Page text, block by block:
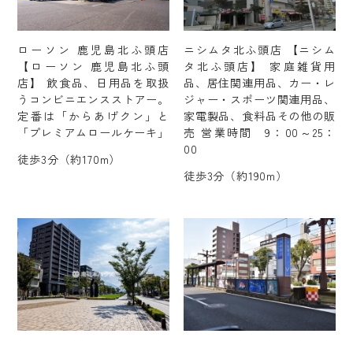
ローソン 鹿児島北ふ頭店
【ローソン 鹿児島北ふ頭
店】 飲食品、日用品を取扱
うコンビニエンスストアー。
定番は「からあげクン」と
「プレミアムロールケーキ」
徒歩3分（約170m）
ニシムタ北ふ頭店 【ニシム
タ北ふ頭店】 家庭雑貨用
品、居住関連用品、カー・レ
ジャー・スポーツ関連用品、
家電製品、食料品その他の販
売 営業時間 9：00～25：
00
徒歩3分（約190m）